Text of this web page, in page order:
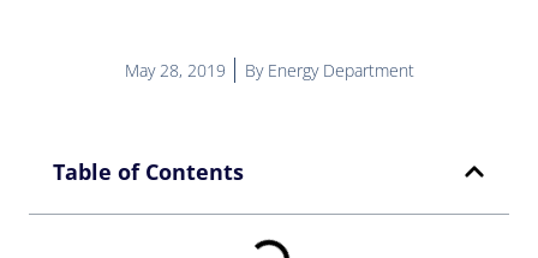
May 28, 2019 ByEnergy Department
Table of Contents